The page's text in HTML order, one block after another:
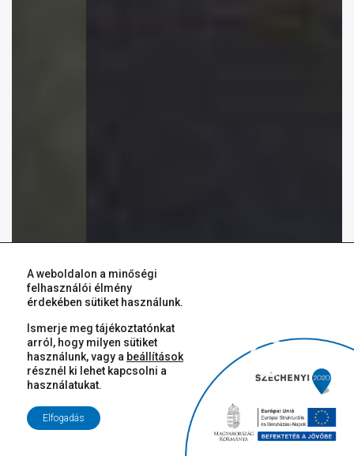
31 °C
augusztus 08. |
A weboldalon a minőségi
felhasználói élmény
érdekében sütiket használunk.
Ismerje meg tájékoztatónkat
arról, hogy milyen sütiket
használunk, vagy a beállítások
résznél ki lehet kapcsolni a
használatukat.
Elfogadás